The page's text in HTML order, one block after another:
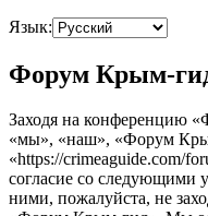
Язык:
Форум Крым-
Заходя на конференцию
«мы», «наш», «Форум
«https://crimeaguide.com/
согласие со следующими
ними, пожалуйста, не